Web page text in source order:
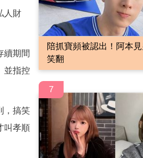
人財
續期間
並指控
，搞笑
叫孝順
陪抓寶頻被認出！阿本
笑翻
7